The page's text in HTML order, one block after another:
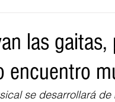
Mayores
las
encuentro
se desarrollará